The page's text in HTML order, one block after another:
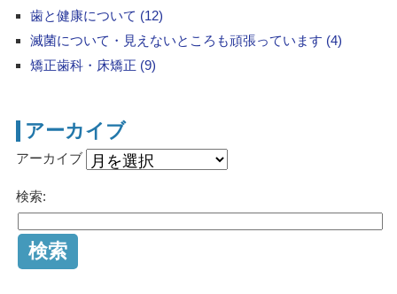
歯と健康について (12)
滅菌について・見えないところも頑張っています (4)
矯正歯科・床矯正 (9)
アーカイブ
アーカイブ
検索: